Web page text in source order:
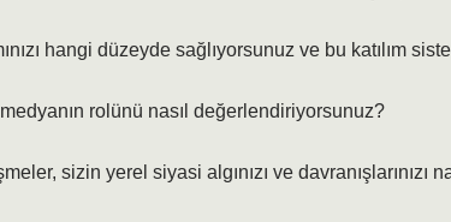
hangi düzeyde sağlıyorsunuz ve bu katılım
medyanın rolünü nasıl değerlendiriyorsunuz?
sizin yerel siyasi algınızı ve davranışlarınızı